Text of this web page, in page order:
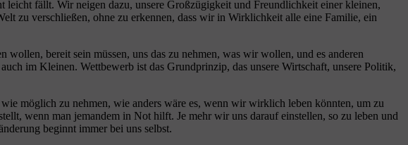
leicht fällt. Wir neigen dazu, unsere Großzügigkeit und Freundlichkeit einer kleinen,
zu verschließen, ohne zu erkennen, dass wir in Wirklichkeit alle eine Familie, ein
bereit sein müssen, uns das zu nehmen, was wir wollen, und es anderen
im Kleinen. Wettbewerb ist das Grundprinzip, das unsere Wirtschaft, unsere Politik,
möglich zu nehmen, wie anders wäre es, wenn wir wirklich leben könnten, um zu
wenn man jemandem in Not hilft. Je mehr wir uns darauf einstellen, so zu leben und
beginnt immer bei uns selbst.